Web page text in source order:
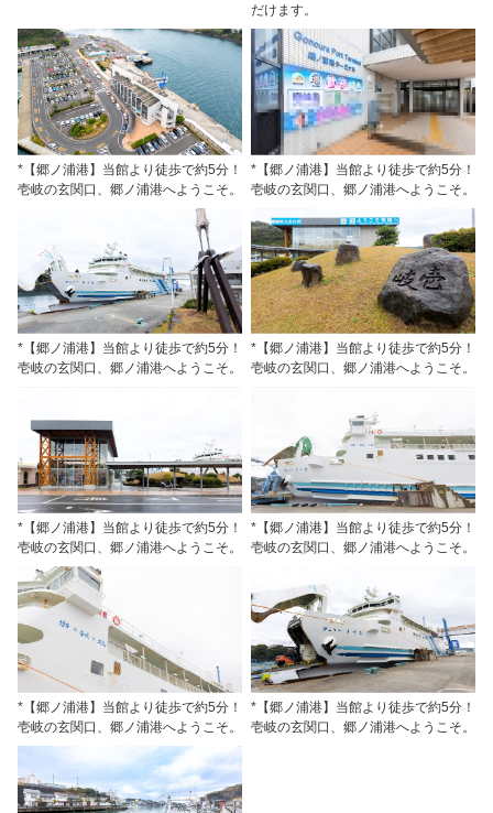
だけます。
*【郷ノ浦港】当館より徒歩で約5分！
壱岐の玄関口、郷ノ浦港へようこそ。
*【郷ノ浦港】当館より徒歩で約5分！
壱岐の玄関口、郷ノ浦港へようこそ。
*【郷ノ浦港】当館より徒歩で約5分！
壱岐の玄関口、郷ノ浦港へようこそ。
*【郷ノ浦港】当館より徒歩で約5分！
壱岐の玄関口、郷ノ浦港へようこそ。
*【郷ノ浦港】当館より徒歩で約5分！
壱岐の玄関口、郷ノ浦港へようこそ。
*【郷ノ浦港】当館より徒歩で約5分！
壱岐の玄関口、郷ノ浦港へようこそ。
*【郷ノ浦港】当館より徒歩で約5分！
壱岐の玄関口、郷ノ浦港へようこそ。
*【郷ノ浦港】当館より徒歩で約5分！
壱岐の玄関口、郷ノ浦港へようこそ。